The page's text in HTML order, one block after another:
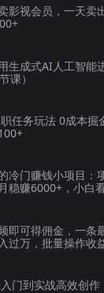
影视会员，一天卖
生成式AI人工智能
课）
任务玩法 0成本掘
冷门赚钱小项目：
稳赚6000+，小白
即可得佣金，一条
过万，批量操作收
门到实战高效创